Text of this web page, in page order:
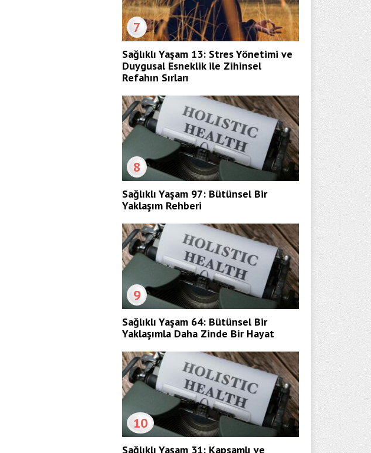
7
Sağlıklı Yaşam 13: Stres Yönetimi ve
Duygusal Esneklik ile Zihinsel
Refahın Sırları
8
Sağlıklı Yaşam 97: Bütünsel Bir
Yaklaşım Rehberi
9
Sağlıklı Yaşam 64: Bütünsel Bir
Yaklaşımla Daha Zinde Bir Hayat
10
Sağlıklı Yaşam 31: Kapsamlı ve